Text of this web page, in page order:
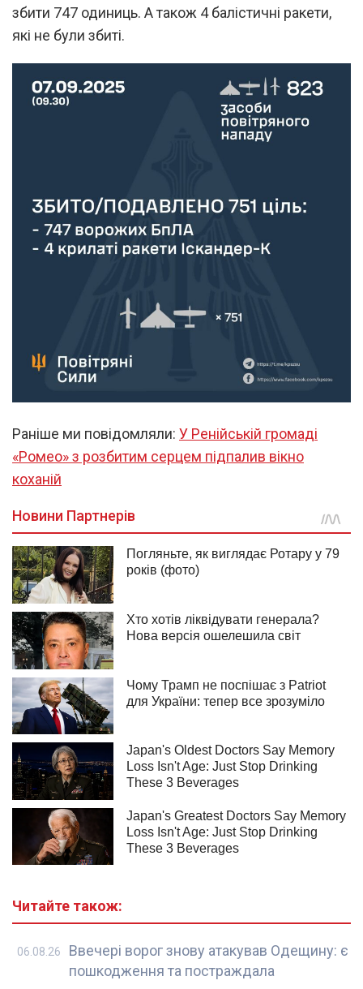
збити 747 одиниць. А також 4 балістичні ракети,
які не були збиті.
Раніше ми повідомляли: У Ренійській громаді
«Ромео» з розбитим серцем підпалив вікно
коханій
Читайте також:
Ввечері ворог знову атакував Одещину: є
пошкодження та постраждала
06.08.26